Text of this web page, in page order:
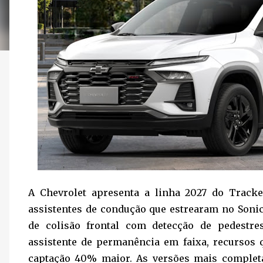
A Chevrolet apresenta a linha 2027 do
assistentes de condução que estrearam no
de colisão frontal com detecção de
assistente de permanência em faixa,
captação 40% maior. As versões mais